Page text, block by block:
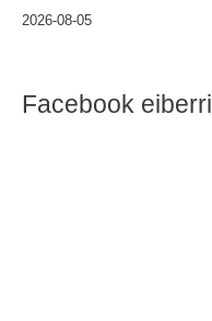
2026-08-05
Facebook